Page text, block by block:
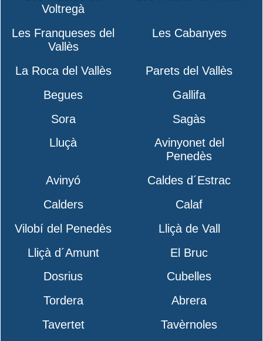
Voltregà
Les Franqueses del
Vallès
Les Cabanyes
La Roca del Vallès
Parets del Vallès
Begues
Gallifa
Sora
Sagàs
Lluçà
Avinyonet del
Penedès
Avinyó
Caldes d´Estrac
Calders
Calaf
Vilobí del Penedès
Lliçà de Vall
Lliçà d´Amunt
El Bruc
Dosrius
Cubelles
Tordera
Abrera
Tavertet
Tavèrnoles